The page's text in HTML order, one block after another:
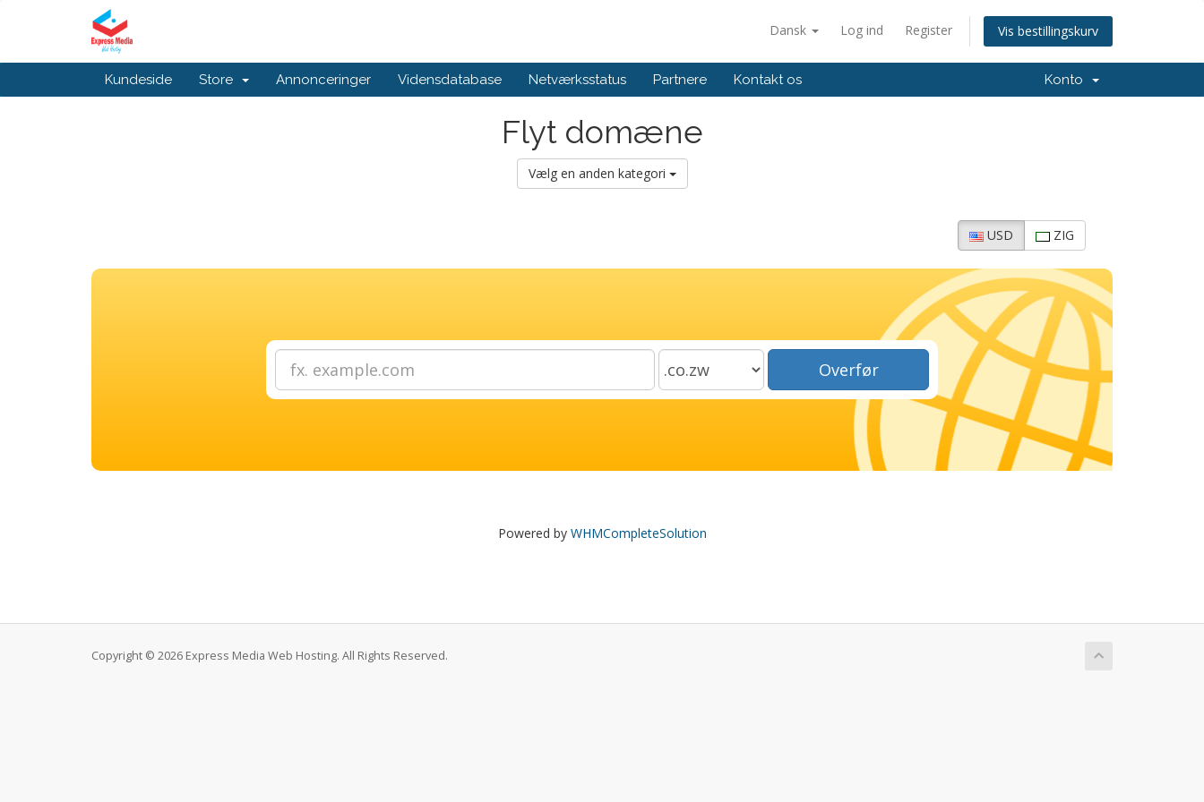
Dansk Log ind Register Vis bestillingskurv
Kundeside Store Annonceringer Vidensdatabase Netværksstatus Partnere Kontakt os Konto
Flyt domæne
Vælg en anden kategori
USD ZIG
Overfør
Powered by WHMCompleteSolution
Copyright © 2026 Express Media Web Hosting. All Rights Reserved.